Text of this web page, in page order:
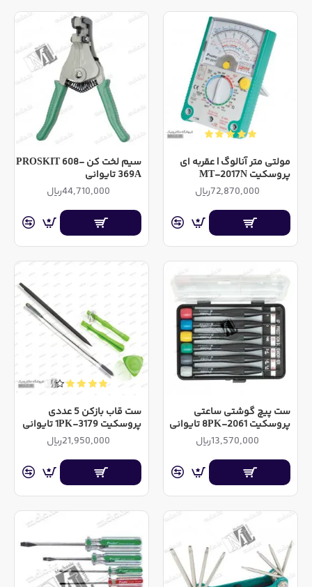
مولتی متر آنالوگ | عقربه ای
پروسکیت MT-2017N
72,870,000ریال
سیم لخت کن PROSKIT 608-
369A تایوانی
44,710,000ریال
ست پیچ گوشتی ساعتی
پروسکیت 8PK-2061 تایوانی
13,570,000ریال
ست قاب بازکن 5 عددی
پروسکیت 1PK-3179 تایوانی
21,950,000ریال